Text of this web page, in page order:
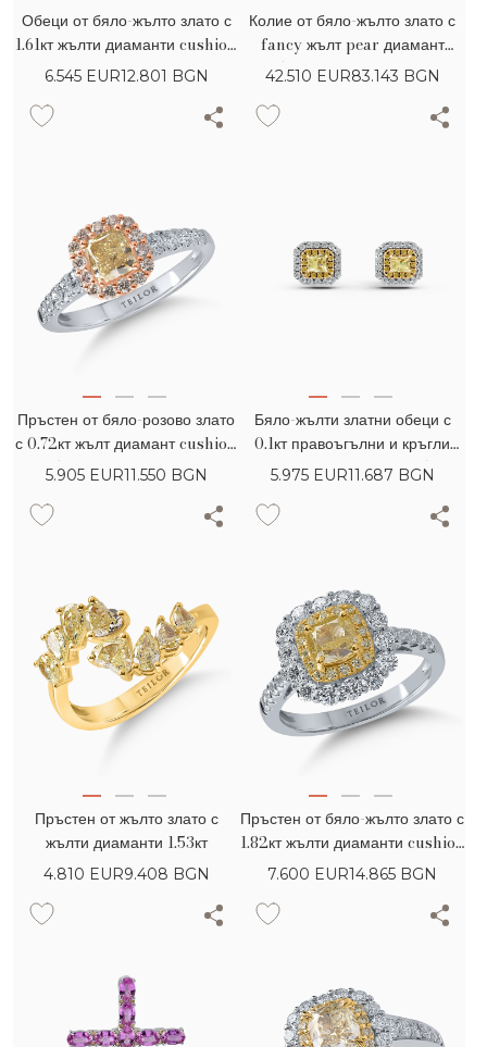
Обеци от бяло-жълто злато с
1.61кт жълти диаманти cushion
и кръгли и безцветни диаманти
6.545 EUR12.801 BGN
Колие от бяло-жълто злато с
fancy жълт pear диамант
0.25кт и жълти и прозрачни
42.510 EUR83.143 BGN
Пръстен от бяло-розово злато
с 0.72кт жълт диамант cushion
и 0.54кт розови и безцветни
5.905 EUR11.550 BGN
Бяло-жълти златни обеци с
0.1кт правоъгълни и кръгли
жълти диаманти и 0.65кт
5.975 EUR11.687 BGN
Пръстен от жълто злато с
жълти диаманти 1.53кт
4.810 EUR9.408 BGN
Пръстен от бяло-жълто злато с
1.82кт жълти диаманти cushion
и кръгли и безцветни диаманти
7.600 EUR14.865 BGN